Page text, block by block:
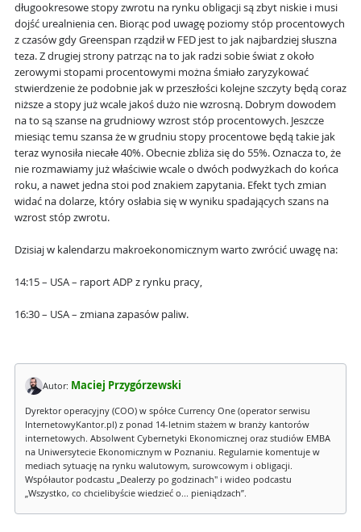
długookresowe stopy zwrotu na rynku obligacji są zbyt niskie i musi
dojść urealnienia cen. Biorąc pod uwagę poziomy stóp procentowych
z czasów gdy Greenspan rządził w FED jest to jak najbardziej słuszna
teza. Z drugiej strony patrząc na to jak radzi sobie świat z około
zerowymi stopami procentowymi można śmiało zaryzykować
stwierdzenie że podobnie jak w przeszłości kolejne szczyty będą coraz
niższe a stopy już wcale jakoś dużo nie wzrosną. Dobrym dowodem
na to są szanse na grudniowy wzrost stóp procentowych. Jeszcze
miesiąc temu szansa że w grudniu stopy procentowe będą takie jak
teraz wynosiła niecałe 40%. Obecnie zbliża się do 55%. Oznacza to, że
nie rozmawiamy już właściwie wcale o dwóch podwyżkach do końca
roku, a nawet jedna stoi pod znakiem zapytania. Efekt tych zmian
widać na dolarze, który osłabia się w wyniku spadających szans na
wzrost stóp zwrotu.
Dzisiaj w kalendarzu makroekonomicznym warto zwrócić uwagę na:
14:15 – USA – raport ADP z rynku pracy,
16:30 – USA – zmiana zapasów paliw.
Autor: Maciej Przygórzewski
Dyrektor operacyjny (COO) w spółce Currency One (operator serwisu
InternetowyKantor.pl) z ponad 14-letnim stażem w branży kantorów
internetowych. Absolwent Cybernetyki Ekonomicznej oraz studiów EMBA
na Uniwersytecie Ekonomicznym w Poznaniu. Regularnie komentuje w
mediach sytuację na rynku walutowym, surowcowym i obligacji.
Współautor podcastu „Dealerzy po godzinach" i wideo podcastu
„Wszystko, co chcielibyście wiedzieć o... pieniądzach”.